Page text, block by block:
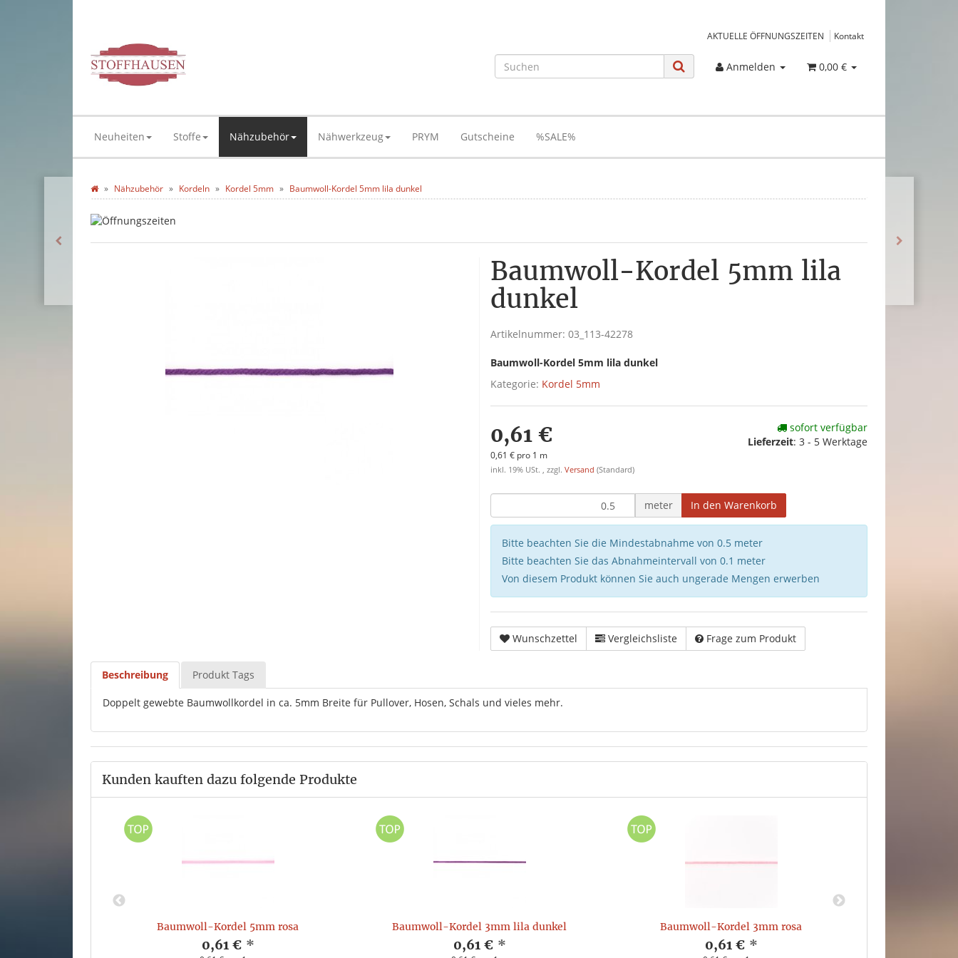
AKTUELLE ÖFFNUNGSZEITEN Kontakt
Anmelden 0,00 €
Neuheiten Stoffe Nähzubehör Nähwerkzeug PRYM Gutscheine %SALE%
Nähzubehör Kordeln Kordel 5mm Baumwoll-Kordel 5mm lila dunkel
Baumwoll-Kordel 5mm lila
dunkel
Artikelnummer: 03_113-42278
Baumwoll-Kordel 5mm lila dunkel
Kategorie: Kordel 5mm
0,61 €
0,61 € pro 1 m
inkl. 19% USt. , zzgl. Versand (Standard)
sofort verfügbar
Lieferzeit: 3 - 5 Werktage
meter In den Warenkorb
Bitte beachten Sie die Mindestabnahme von 0.5 meter
Bitte beachten Sie das Abnahmeintervall von 0.1 meter
Von diesem Produkt können Sie auch ungerade Mengen erwerben
Wunschzettel Vergleichsliste Frage zum Produkt
Beschreibung Produkt Tags
Doppelt gewebte Baumwollkordel in ca. 5mm Breite für Pullover, Hosen, Schals und vieles mehr.
Kunden kauften dazu folgende Produkte
Baumwoll-Kordel 5mm rosa
0,61 € *
Baumwoll-Kordel 3mm lila dunkel
0,61 € *
Baumwoll-Kordel 3mm rosa
0,61 € *